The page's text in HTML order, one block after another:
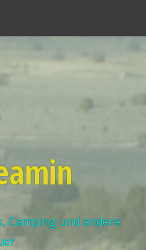
Camping und andere